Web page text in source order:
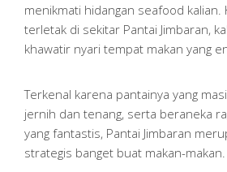
menikmati hidangan seafood kalian.
terletak di sekitar Pantai Jimbaran,
khawatir nyari tempat makan yang
Terkenal karena pantainya yang
jernih dan tenang, serta beraneka
yang fantastis, Pantai Jimbaran
strategis banget buat makan-makan.